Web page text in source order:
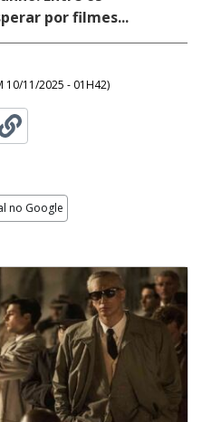
por filmes...
10/11/2025 - 01H42)
no Google